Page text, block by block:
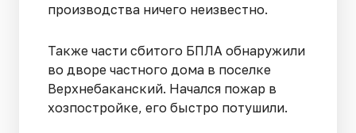
производства ничего неизвестно.
Также части сбитого БПЛА обнаружили
во дворе частного дома в поселке
Верхнебаканский. Начался пожар в
хозпостройке, его быстро потушили.